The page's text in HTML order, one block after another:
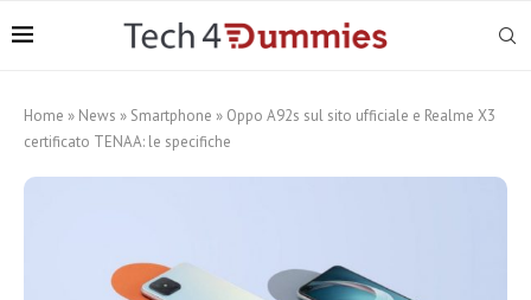
Home » News » Smartphone » Oppo A92s sul sito ufficiale e Realme X3
certificato TENAA: le specifiche